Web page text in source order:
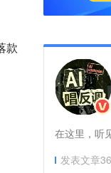
款
在这里，听
发表文章36